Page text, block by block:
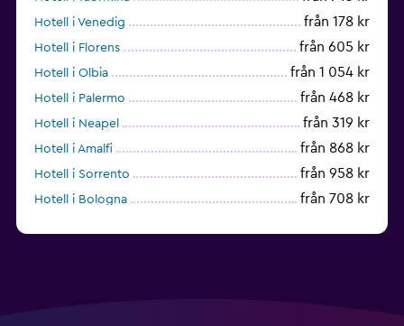
Hotell i Venedig från 178 kr
Hotell i Florens från 605 kr
Hotell i Olbia från 1 054 kr
Hotell i Palermo från 468 kr
Hotell i Neapel från 319 kr
Hotell i Amalfi från 868 kr
Hotell i Sorrento från 958 kr
Hotell i Bologna från 708 kr